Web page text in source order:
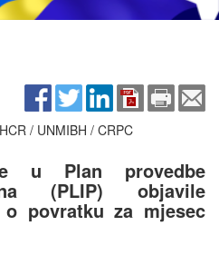
/ UNMIBH / CRPC
u Plan provedbe
(PLIP) objavile
povratku za mjesec